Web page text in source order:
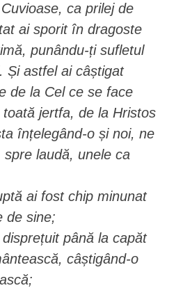
ca prilej de
ai sporit în dragoste
punându-ți sufletul
Și astfel ai câștigat
de la Cel ce se face
jertfa, de la Hristos
înțelegând-o și noi, ne
laudă, unele ca
ai fost chip minunat
de sine;
până la capăt
câștigând-o